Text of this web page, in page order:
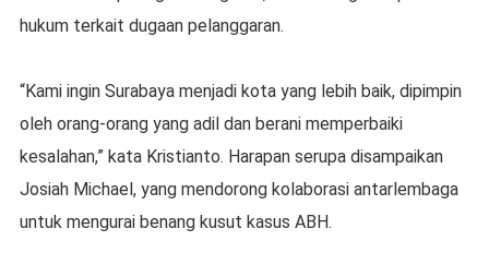
hukum terkait dugaan pelanggaran.
“Kami ingin Surabaya menjadi kota yang lebih baik, dipimpin
oleh orang-orang yang adil dan berani memperbaiki
kesalahan,” kata Kristianto. Harapan serupa disampaikan
Josiah Michael, yang mendorong kolaborasi antarlembaga
untuk mengurai benang kusut kasus ABH.